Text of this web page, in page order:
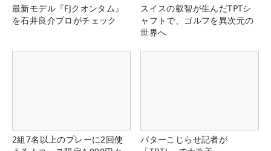
最新モデル『FJクオンタム』
を石井良介プロがチェック
スイスの叡智が生んだTPTシ
ャフトで、ゴルフを異次元の
世界へ
2組7名以上のプレーに2回使
パターこじらせ記者が